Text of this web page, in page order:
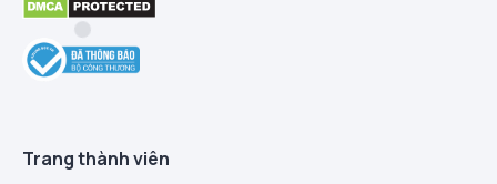
Trang thành viên